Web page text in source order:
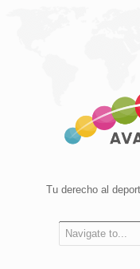
Tu derecho al
Navigate to...